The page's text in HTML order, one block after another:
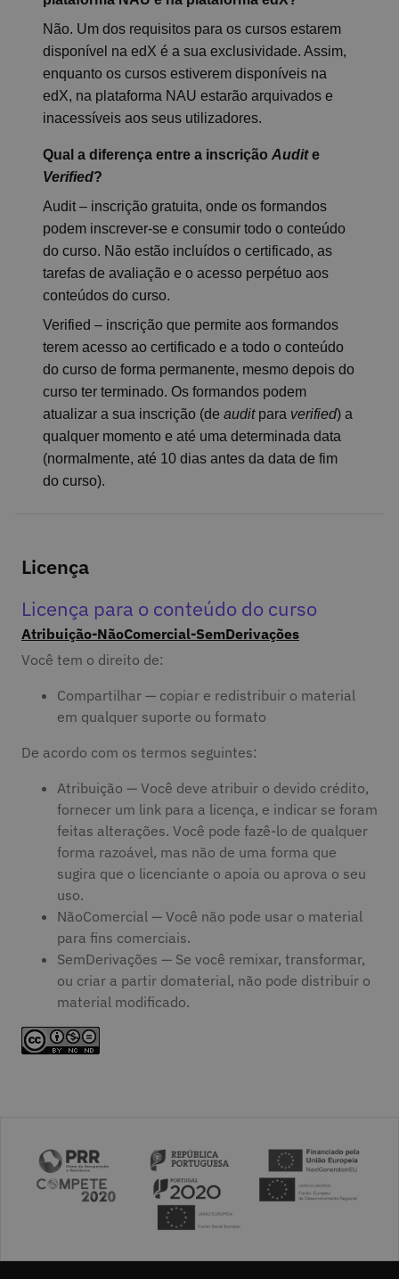
Não. Um dos requisitos para os cursos estarem
disponível na edX é a sua exclusividade. Assim,
enquanto os cursos estiverem disponíveis na
edX, na plataforma NAU estarão arquivados e
inacessíveis aos seus utilizadores.
Qual a diferença entre a inscrição Audite
Verified?
Audit – inscrição gratuita, onde os formandos
podem inscrever-se e consumir todo o conteúdo
do curso. Não estão incluídos o certificado, as
tarefas de avaliação e o acesso perpétuo aos
conteúdos do curso.
Verified – inscrição que permite aos formandos
terem acesso ao certificado e a todo o conteúdo
do curso de forma permanente, mesmo depois do
curso ter terminado. Os formandos podem
atualizar a sua inscrição (de auditpara verified) a
qualquer momento e até uma determinada data
(normalmente, até 10 dias antes da data de fim
do curso).
Licença
Licença para o conteúdo do curso
Atribuição-NãoComercial-SemDerivações
Você tem o direito de:
Compartilhar — copiar e redistribuir o material
em qualquer suporte ou formato
De acordo com os termos seguintes:
Atribuição — Você deve atribuir o devido crédito,
fornecer um link para a licença, e indicar se foram
feitas alterações. Você pode fazê-lo de qualquer
forma razoável, mas não de uma forma que
sugira que o licenciante o apoia ou aprova o seu
uso.
NãoComercial — Você não pode usar o material
para fins comerciais.
SemDerivações — Se você remixar, transformar,
ou criar a partir domaterial, não pode distribuir o
material modificado.